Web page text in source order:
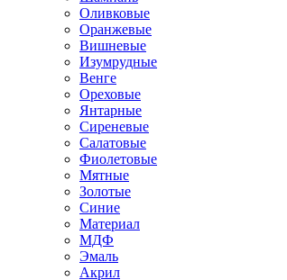
Оливковые
Оранжевые
Вишневые
Изумрудные
Венге
Ореховые
Янтарные
Сиреневые
Салатовые
Фиолетовые
Мятные
Золотые
Синие
Материал
МДФ
Эмаль
Акрил